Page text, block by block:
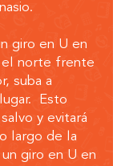
giro en U en
el norte frente
suba a
Esto
y evitará
largo de la
giro en U en